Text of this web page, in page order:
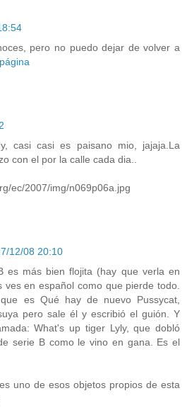
pero no puedo dejar de volver a
casi casi es paisano mio, jajaja.La
con el por la calle cada dia..
ec/2007/img/n069p06a.jpg
12/08 20:10
es más bien flojita (hay que verla en
ves en español como que pierde todo.
es Qué hay de nuevo Pussycat,
pero sale él y escribió el guión. Y
What's up tiger Lyly, que dobló
serie B como le vino en gana. Es el
uno de esos objetos propios de esta